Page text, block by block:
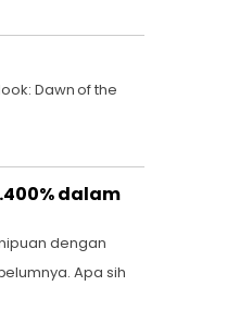
Dawn of the
dalam
dengan
Apa sih